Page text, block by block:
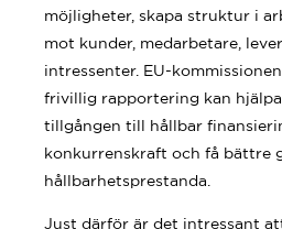
möjligheter, skapa struktur i
mot kunder, medarbetare,
intressenter. EU-
frivillig rapportering kan
tillgången till hållbar
konkurrenskraft och få bättre
hållbarhetsprestanda.
Just därför är det intressant